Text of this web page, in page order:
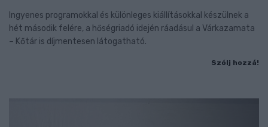
Ingyenes programokkal és különleges kiállításokkal készülnek a
hét második felére, a hőségriadó idején ráadásul a Várkazamata
– Kőtár is díjmentesen látogatható.
Szólj hozzá!